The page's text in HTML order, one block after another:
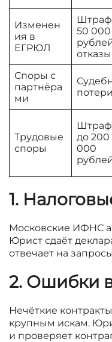
Изменен
ия в
ЕГРЮЛ
50 000
отказы
Споры с
партнёра
ми
потери
Трудовые
споры
до 200
000
1.
Московские ИФНС
Юрист сдаёт
отвечает на
2. Ошибки
Нечёткие
крупным искам.
и проверяет